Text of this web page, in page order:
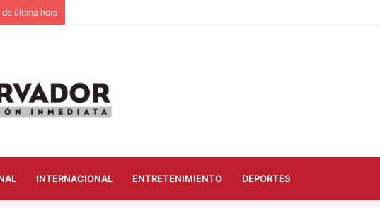
última hora
INTERNACIONAL ENTRETENIMIENTO DEPORTES